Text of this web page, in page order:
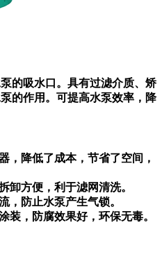
的吸水口。具有过滤介质、矫
的作用。可提高水泵效率，降
，降低了成本，节省了空间，
卸方便，利于滤网清洗。
，防止水泵产生气锁。
装，防腐效果好，环保无毒。